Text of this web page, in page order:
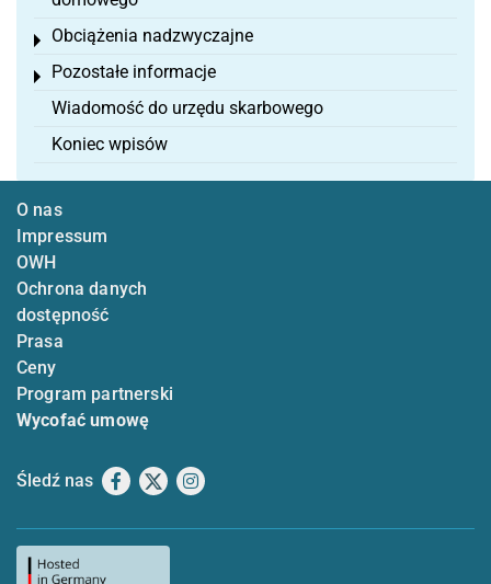
Obciążenia nadzwyczajne
Toggle menu
Pozostałe informacje
Toggle menu
Wiadomość do urzędu skarbowego
Koniec wpisów
O nas
Impressum
OWH
Ochrona danych
dostępność
Prasa
Ceny
Program partnerski
Wycofać umowę
Śledź nas Facebook
X Instagram